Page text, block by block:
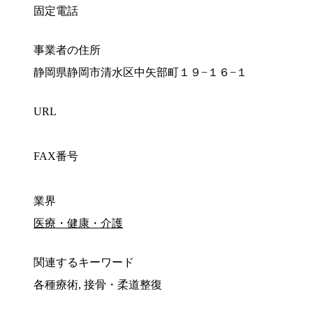
固定電話
事業者の住所
静岡県静岡市清水区中矢部町１９−１６−１
URL
FAX番号
業界
医療・健康・介護
関連するキーワード
各種療術, 接骨・柔道整復